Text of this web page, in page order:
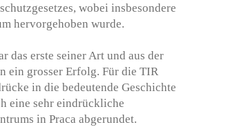
wobei insbesondere
hervorgehoben wurde.
das erste seiner Art und aus der
ein grosser Erfolg. Für die TIR
in die bedeutende Geschichte
eine sehr eindrückliche
in Praca abgerundet.